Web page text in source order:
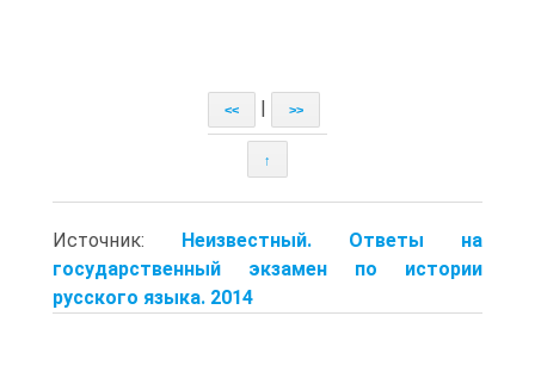
<< >>
↑
Источник: Неизвестный. Ответы на
государственный экзамен по истории
русского языка. 2014